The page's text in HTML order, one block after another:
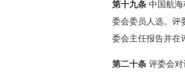
第十九条中国航海
委会委员人选。评
委会主任报告并在
第二十条评委会对